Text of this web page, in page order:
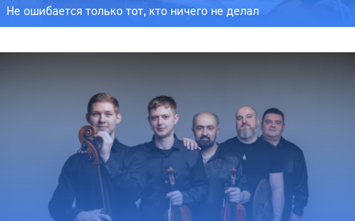
Не ошибается только тот, кто ничего не делал